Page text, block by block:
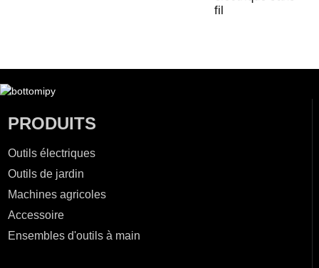
fil
PRODUITS
Outils électriques
Outils de jardin
Machines agricoles
Accessoire
Ensembles d'outils à main